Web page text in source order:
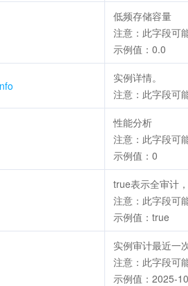
低频存储容量
注意：此字段可
示例值：0.0
实例详情。
注意：此字段可
性能分析
注意：此字段可
示例值：0
true表示全审计
注意：此字段可
示例值：true
实例审计最近一
注意：此字段可
示例值：2025-